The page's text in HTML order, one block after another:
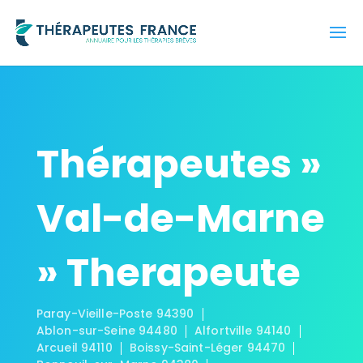
Thérapeutes »
Val-de-Marne
» Therapeute
Paray-Vieille-Poste 94390
Ablon-sur-Seine 94480
Alfortville 94140
Arcueil 94110
Boissy-Saint-Léger 94470